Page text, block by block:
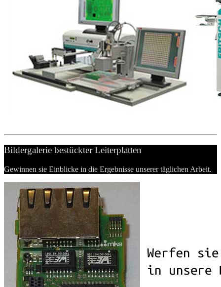
Bildergalerie bestückter Leiterplatten
Gewinnen sie Einblicke in die Ergebnisse unserer täglichen Arbeit.